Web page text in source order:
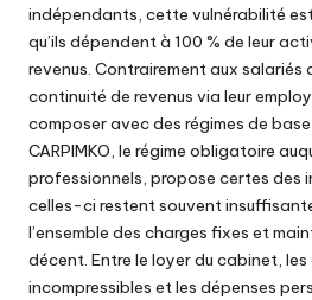
indépendants, cette vulnérabilité
qu’ils dépendent à 100 % de leur
revenus. Contrairement aux salariés
continuité de revenus via leur
composer avec des régimes de
CARPIMKO, le régime obligatoire
professionnels, propose certes des
celles-ci restent souvent
l’ensemble des charges fixes et
décent. Entre le loyer du cabinet,
incompressibles et les dépenses